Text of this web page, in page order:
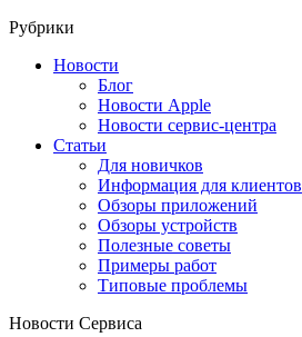
Рубрики
Новости
Блог
Новости Apple
Новости сервис-центра
Статьи
Для новичков
Информация для клиентов
Обзоры приложений
Обзоры устройств
Полезные советы
Примеры работ
Типовые проблемы
Новости Сервиса